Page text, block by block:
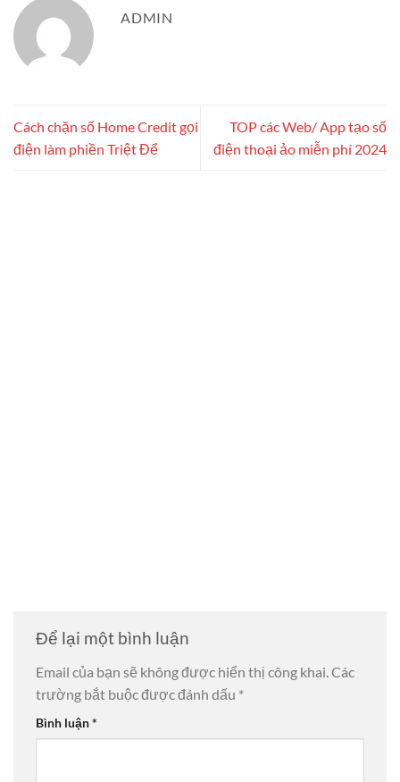
ADMIN
Cách chặn số Home Credit gọi
điện làm phiền Triệt Để
TOP các Web/ App tạo số
điện thoại ảo miễn phí 2024
Để lại một bình luận
Email của bạn sẽ không được hiển thị công khai.Các
trường bắt buộc được đánh dấu *
Bình luận*